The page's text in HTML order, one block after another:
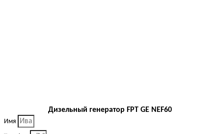
Дизельный генератор FPT GE NEF60
Имя